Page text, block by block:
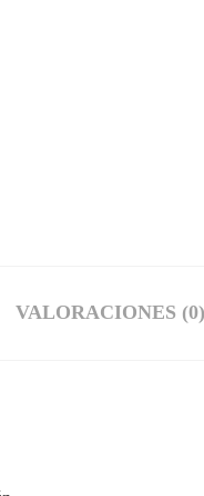
VALORACIONES (0)